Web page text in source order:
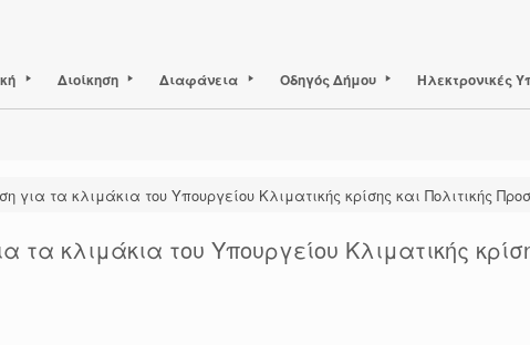
Διοίκηση Διαφάνεια Οδηγός Δήμου Ηλεκτρονικές
για τα κλιμάκια του Υπουργείου Κλιματικής κρίσης και Πολιτικής
τα κλιμάκια του Υπουργείου Κλιματικής